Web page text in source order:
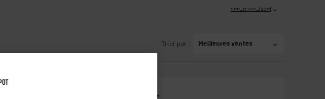
see_more_label
Trier par : Meilleures ventes